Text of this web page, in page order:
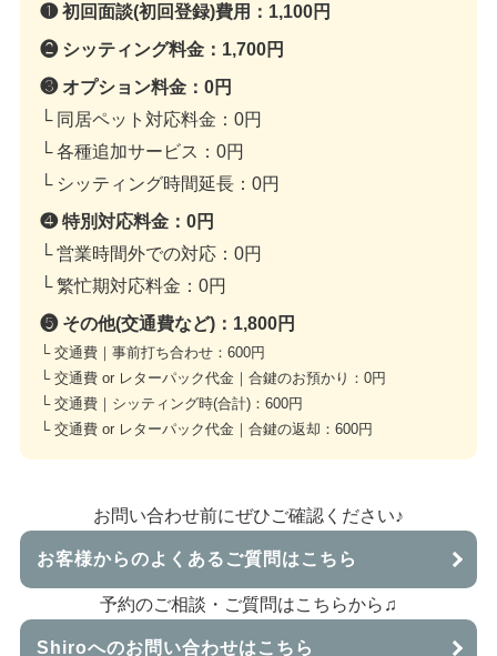
❶ 初回面談(初回登録)費用： 1,100円
❷ シッティング料金： 1,700円
❸ オプション料金： 0円
└ 同居ペット対応料金： 0円
└ 各種追加サービス： 0円
└ シッティング時間延長： 0円
❹ 特別対応料金： 0円
└ 営業時間外での対応： 0円
└ 繁忙期対応料金： 0円
❺ その他(交通費など)： 1,800円
└ 交通費｜事前打ち合わせ： 600円
└ 交通費 or レターパック代金｜合鍵のお預かり： 0円
└ 交通費｜シッティング時(合計)： 600円
└ 交通費 or レターパック代金｜合鍵の返却： 600円
お問い合わせ前にぜひご確認ください♪
お客様からのよくあるご質問はこちら
予約のご相談・ご質問はこちらから♫
Shiroへのお問い合わせはこちら